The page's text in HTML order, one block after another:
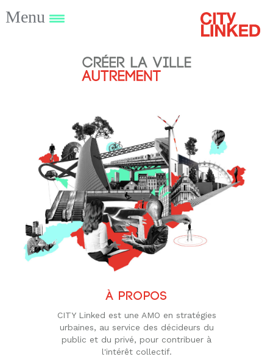
À propos
CITY Linked est une AMO en stratégies
urbaines, au service des décideurs du
public et du privé, pour contribuer à
l'intérêt collectif.
Menu